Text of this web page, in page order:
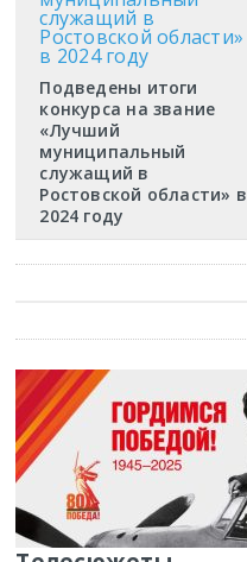
Подведены итоги
конкурса на звание
«Лучший
муниципальный
служащий в
Ростовской области» в
2024 году